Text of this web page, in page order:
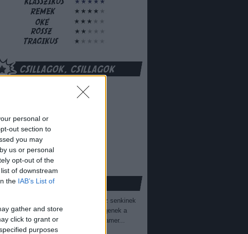
personal or
out section to
you may
us or personal
opt-out of the
of downstream
the IAB’s List of
gather and store
click to grant or
purposes
Amúgy az senkinek
nem tűnt fel, hogy itt nem az idegenek a
rosszfiúk. Itt az történt, hogy az amer...
(2026.06.04. 05:27